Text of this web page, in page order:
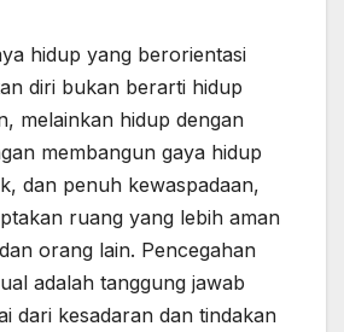
hidup yang berorientasi
diri bukan berarti hidup
melainkan hidup dengan
membangun gaya hidup
dan penuh kewaspadaan,
ruang yang lebih aman
orang lain. Pencegahan
adalah tanggung jawab
dari kesadaran dan tindakan